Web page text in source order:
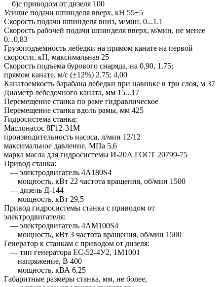
б)с приводом от дизеля 100
Усилие подачи шпинделя вверх, кН 55±5
Скорость подачи шпинделя вниз, м/мин. 0...1.1
Скорость рабочей подачи шпинделя вверх, м/мин, не менее
0...0,83
Грузоподъемность лебедки на прямом канате на первой
скорости, кН, максимальная 25
Скорость подъема бурового снаряда, на 0,90, 1.75;
прямом канате, м/с (±12%) 2.75; 4,00
Канатоемкость барабана лебедки при навивке в три слоя, м 37
Диаметр лебедочного каната, мм 15...17
Перемещение станка по раме гидравлическое
Перемещение станка вдоль рамы, мм 425
Гидросистема станка;
Маслонасос 8Г12-31М
производительность насоса, л/мин 12/12
максимальное давление, МПа 5,6
марка масла для гидросистемы И-20А ГОСТ 20799-75
Привод станка:
— электродвигатель 4А180S4
мощность, кВт 22 частота вращения, об/мин 1500
— дизель Д-144
мощность, кВт 29,5
Привод гидросистемы станка с приводом от
электродвигателя:
— электродвигатель 4АМ100S4
мощность, кВт 3 частота вращения, об/мин 1500
Генератор к станкам с приводом от дизеля:
— тип генератора ЕС-52-4У2, 1М1001
напряжение, В 400
мощность, кВА 6,25
Габаритные размеры станка, мм, не более,